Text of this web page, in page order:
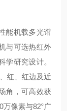
能机载多光谱
与可选热红外
学研究设计。
红、红边及近
角，可高效获
万像素与82°广